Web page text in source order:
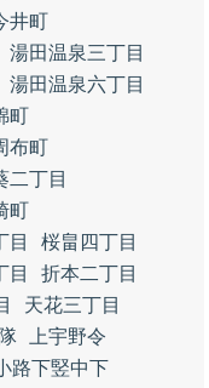
井町
湯田温泉三丁目
湯田温泉六丁目
町
布町
二丁目
町
目
桜畠四丁目
目
折本二丁目
天花三丁目
上宇野令
路下竪中下